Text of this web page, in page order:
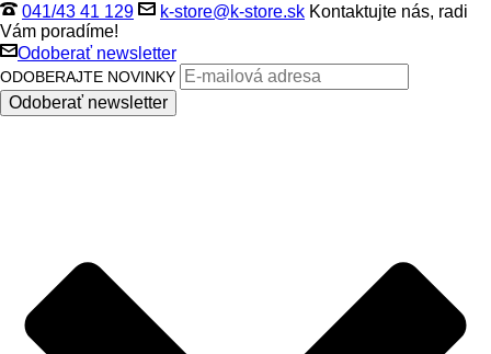
041/43 41 129 k-store@k-store.sk Kontaktujte nás, radi
Vám poradíme!
Odoberať newsletter
ODOBERAJTE NOVINKY